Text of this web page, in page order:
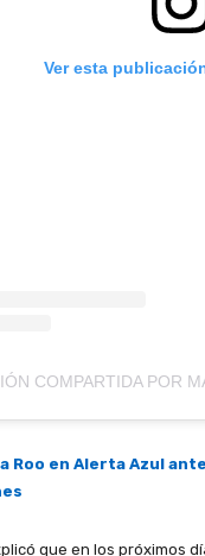
Ver esta
Roo en Alerta Azul
que en los próximos